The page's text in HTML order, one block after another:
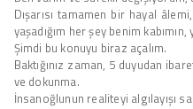
Dışarısı tamamen bir hayal
yaşadığım her şey benim
Şimdi bu konuyu biraz açalım.
Baktığınız zaman, 5 duyudan
ve dokunma.
İnsanoğlunun realiteyi algılayışı